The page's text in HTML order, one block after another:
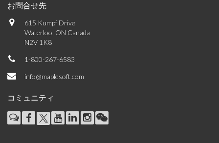
お問合せ先
615 Kumpf Drive
Waterloo, ON Canada
N2V 1K8
1-800-267-6583
info@maplesoft.com
コミュニティ